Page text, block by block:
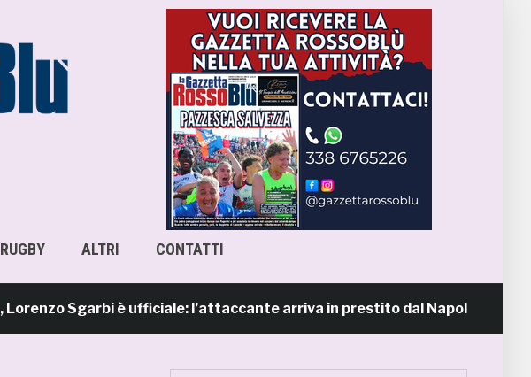
RUGBY ALTRI CONTATTI
Sgarbi è ufficiale: l’attaccante arriva in prestito dal Napoli